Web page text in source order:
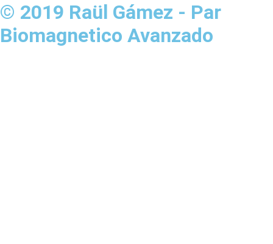
© 2019 Raül Gámez - Par
Biomagnetico Avanzado